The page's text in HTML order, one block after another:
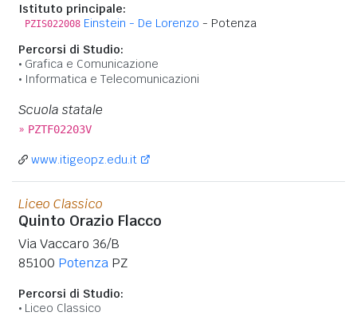
Istituto principale:
PZIS022008 Einstein - De Lorenzo - Potenza
Percorsi di Studio:
Grafica e Comunicazione
Informatica e Telecomunicazioni
Scuola statale
» PZTF02203V
www.itigeopz.edu.it
Liceo Classico
Quinto Orazio Flacco
Via Vaccaro 36/B
85100 Potenza PZ
Percorsi di Studio:
Liceo Classico